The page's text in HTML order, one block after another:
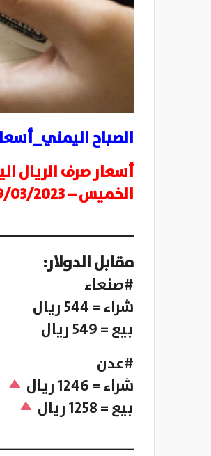
الصباح
أسعار صرف الريال
الخميس – 09/03/2023
مقابل الدولار:
#صنعاء
شراء = 544 ريال
بيع = 549 ريال
#عدن
شراء = 1246 ريال
بيع = 1258 ريال